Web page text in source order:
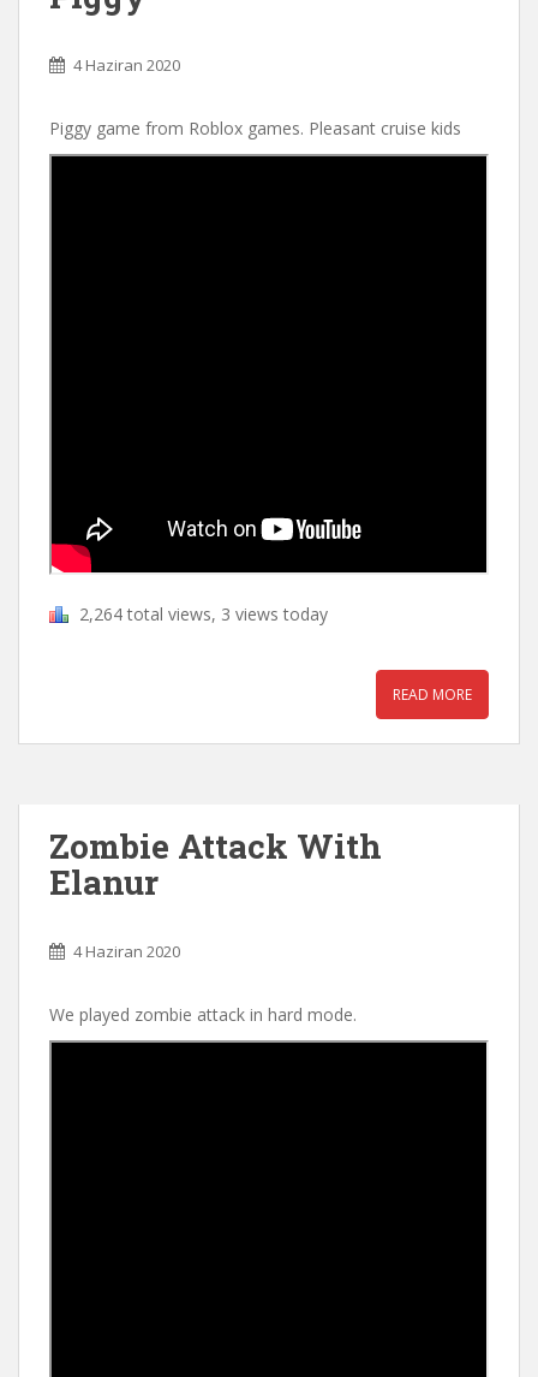
4 Haziran 2020
Piggy game from Roblox games. Pleasant cruise kids
2,264 total views, 3 views today
READ MORE
Zombie Attack With
Elanur
4 Haziran 2020
We played zombie attack in hard mode.